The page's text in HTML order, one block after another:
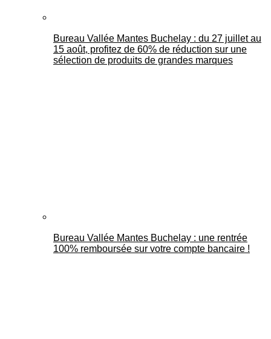
Bureau Vallée Mantes Buchelay : du 27 juillet au
15 août, profitez de 60% de réduction sur une
sélection de produits de grandes marques
Bureau Vallée Mantes Buchelay : une rentrée
100% remboursée sur votre compte bancaire !